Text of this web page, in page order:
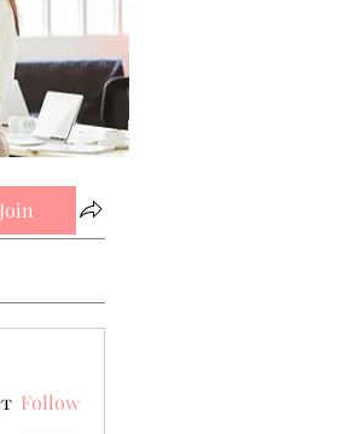
Join
Follow